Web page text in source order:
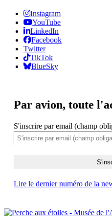
Instagram
YouTube
LinkedIn
Facebook
Twitter
TikTok
BlueSky
Par avion, toute
S'inscrire par email (champ
Lire le dernier numéro de la